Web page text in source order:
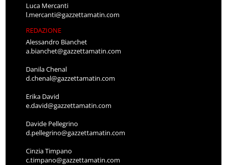
Luca Mercanti
l.mercanti@gazzettamatin.com
REDAZIONE
Alessandro Bianchet
a.bianchet@gazzettamatin.com
Danila Chenal
d.chenal@gazzettamatin.com
Erika David
e.david@gazzettamatin.com
Davide Pellegrino
d.pellegrino@gazzettamatin.com
Cinzia Timpano
c.timpano@gazzettamatin.com